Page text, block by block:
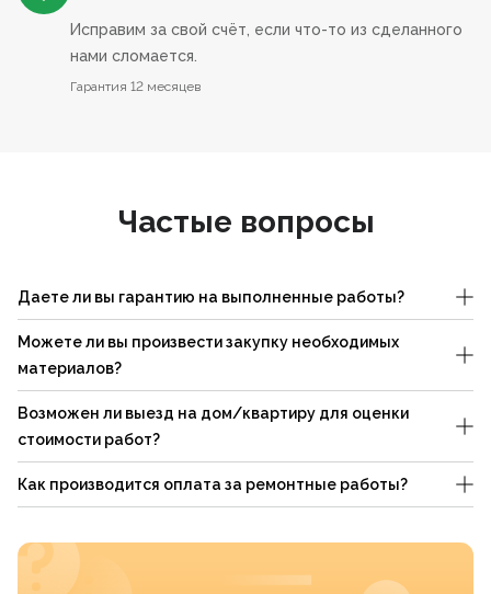
Исправим за свой счёт, если что-то из сделанного
нами сломается.
Гарантия 12 месяцев
Частые вопросы
Даете ли вы гарантию на выполненные работы?
Можете ли вы произвести закупку необходимых
материалов?
Возможен ли выезд на дом/квартиру для оценки
стоимости работ?
Как производится оплата за ремонтные работы?